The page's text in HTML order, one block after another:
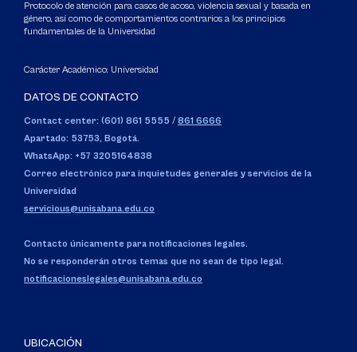
Protocolo de atención para casos de acoso, violencia sexual y basada en
género, así como de comportamientos contrarios a los principios
fundamentales de la Universidad
Carácter Académico: Universidad
DATOS DE CONTACTO
Contact center: (601) 861 5555 / 861 6666
Apartado: 53753, Bogotá.
WhatsApp: +57 3205164838
Correo electrónico para inquietudes generales y servicios de la
Universidad
servicious@unisabana.edu.co
Contacto únicamente para notificaciones legales.
No se responderán otros temas que no sean de tipo legal.
notificacioneslegales@unisabana.edu.co
UBICACIÓN